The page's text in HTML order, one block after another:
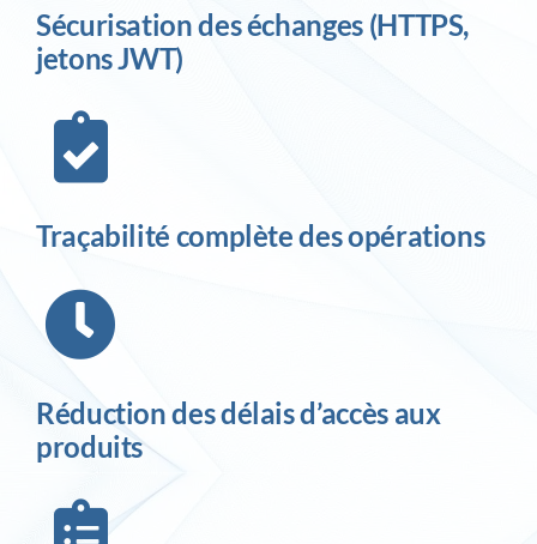
Sécurisation des échanges (HTTPS,
jetons JWT)
Traçabilité complète des opérations
Réduction des délais d’accès aux
produits